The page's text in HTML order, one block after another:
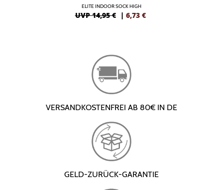
ELITE INDOOR SOCK HIGH
UVP 14,95 € | 6,73 €
VERSANDKOSTENFREI AB 80€ IN DE
GELD-ZURÜCK-GARANTIE